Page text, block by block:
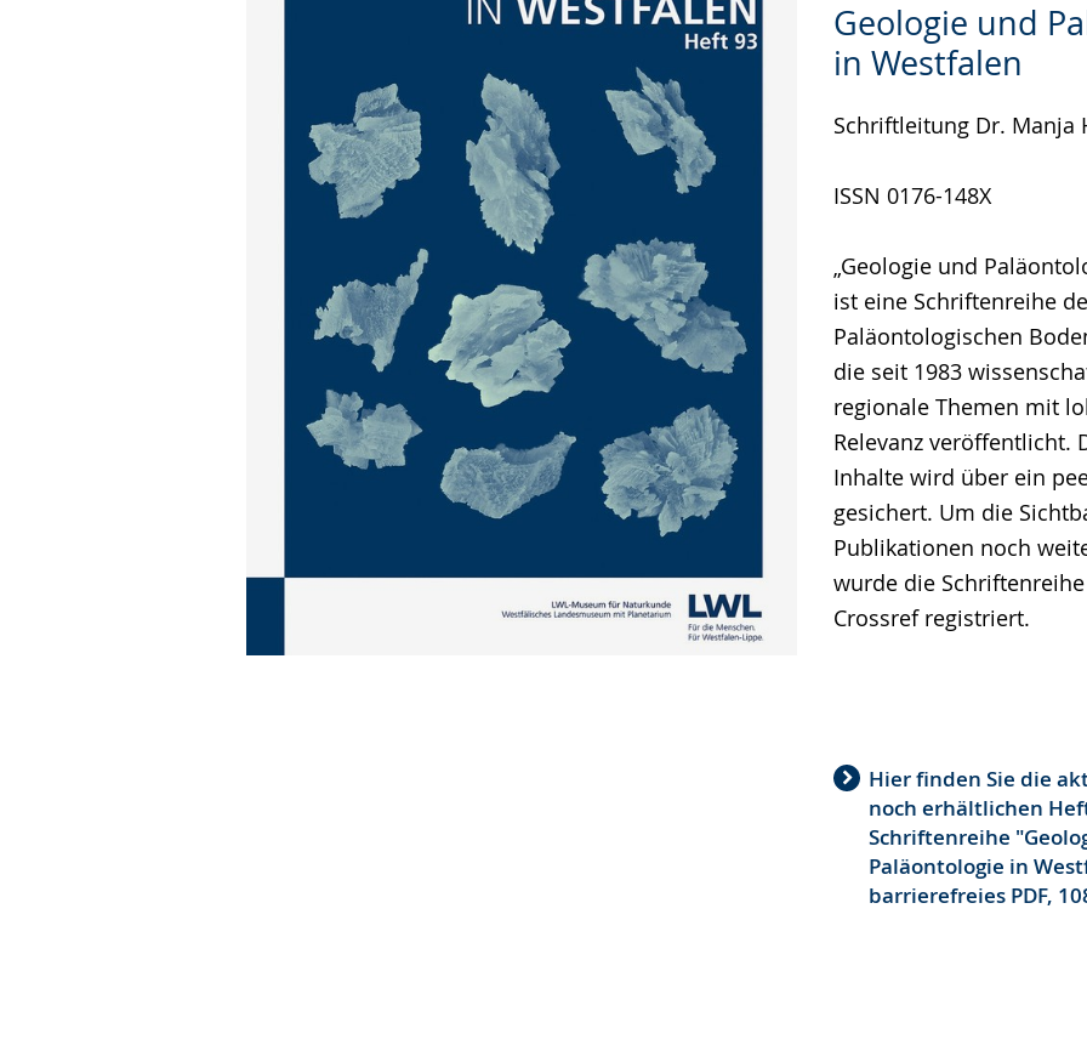
Geologie und
in Westfalen
Leichten
Sprache
Audio-
Unterstützung.
Video
in
Gebärdensprache
angezeigt.
Schriftleitung Dr. Manja
ISSN 0176-148X
„Geologie und
ist eine Schriftenreihe
Paläontologischen
die seit 1983
regionale Themen mit
Relevanz veröffentlicht.
Inhalte wird über ein
gesichert. Um die
Publikationen noch
wurde die
Crossref registriert.
Hier finden Sie die
noch erhältlichen
Schriftenreihe
Paläontologie in
barrierefreies PDF,